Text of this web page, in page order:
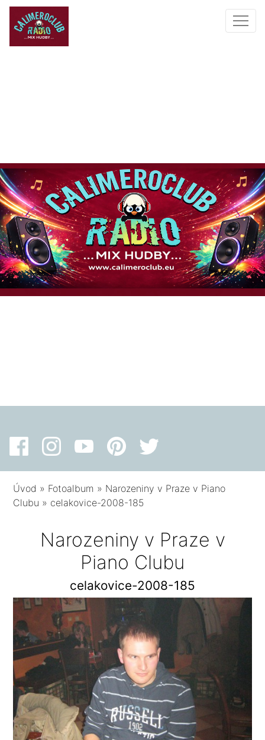
Úvod » Fotoalbum » Narozeniny v Praze v Piano
Clubu » celakovice-2008-185
Narozeniny v Praze v
Piano Clubu
celakovice-2008-185